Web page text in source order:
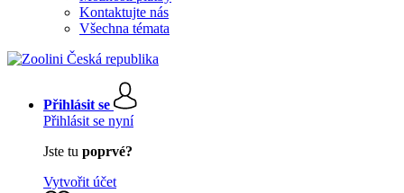
Kontaktujte nás
Všechna témata
Přihlásit se
Přihlásit se nyní
Jste tu poprvé?
Vytvořit účet